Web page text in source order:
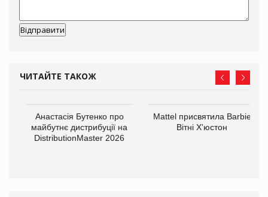
ЧИТАЙТЕ ТАКОЖ
Анастасія Бутенко про
майбутнє дистрибуції на
DistributionMaster 2026
Mattel присвятила Barbie
Вітні Х'юстон